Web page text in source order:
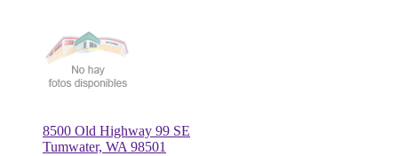
8500 Old Highway 99 SE
Tumwater, WA 98501